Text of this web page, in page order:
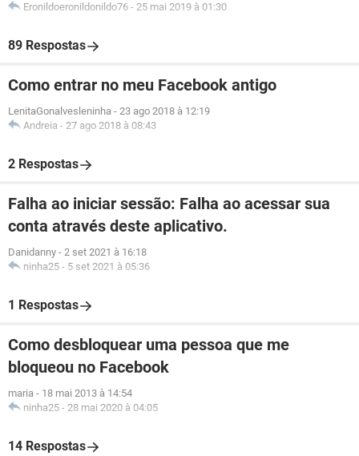
Eronildoeronildonildo76 - 25 mai 2019 à 01:30
89 Respostas
Como entrar no meu Facebook antigo
LenitaGonalvesleninha - 23 ago 2018 à 12:19
Andreia - 27 ago 2018 à 08:43
2 Respostas
Falha ao iniciar sessão: Falha ao acessar sua
conta através deste aplicativo.
Danidanny - 2 set 2021 à 16:18
ninha25 - 5 set 2021 à 05:36
1 Respostas
Como desbloquear uma pessoa que me
bloqueou no Facebook
maria - 18 mai 2013 à 14:54
ninha25 - 28 mai 2020 à 04:05
14 Respostas